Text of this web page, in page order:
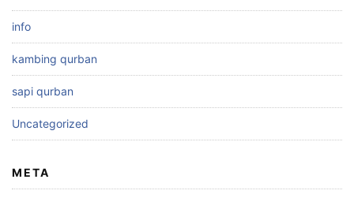
info
kambing qurban
sapi qurban
Uncategorized
META